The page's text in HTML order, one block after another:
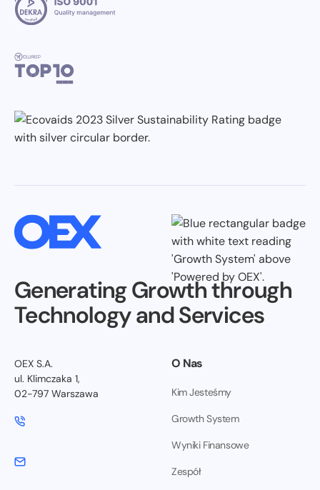
Generating Growth through
Technology and Services
OEX S.A.
ul. Klimczaka 1,
02-797 Warszawa
O Nas
Kim Jesteśmy
Growth System
Wyniki Finansowe
Zespół